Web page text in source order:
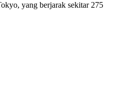
yang berjarak sekitar 275